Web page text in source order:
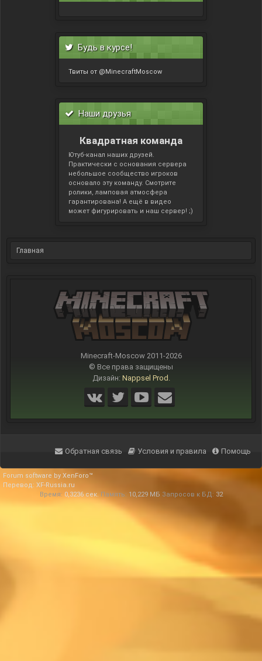
Будь в курсе!
Твиты от @MinecraftMoscow
Наши друзья
Квадратная команда
Ютуб-канал наших друзей.
Практически с основания сервера
небольшое сообщество игроков
основало эту команду. Смотрите
ролики, ламповая атмосфера
гарантирована! А ещё в видео
может фигурировать и наш сервер! ;)
Главная
Minecraft-Moscow 2011-2026
© Все права защищены
Дизайн: Nappsel Prod.
Обратная связь Условия и правила Помощь
Forum software by XenForo™
Перевод: XF-Russia.ru
Время: 0,3236 сек. Память: 10,229 МБ Запросов к БД: 32